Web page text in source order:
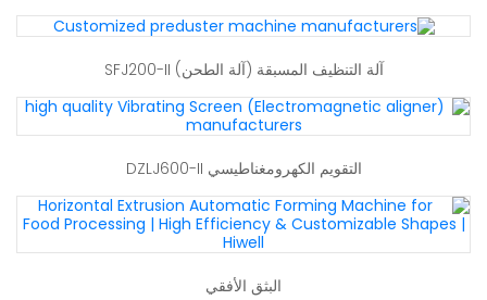
آلة التنظيف المسبقة (آلة الطحن) SFJ200-II
التقويم الكهرومغناطيسي DZLJ600-II
البثق الأفقي